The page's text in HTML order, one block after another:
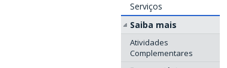
Serviços
Saiba mais
Atividades
Complementares